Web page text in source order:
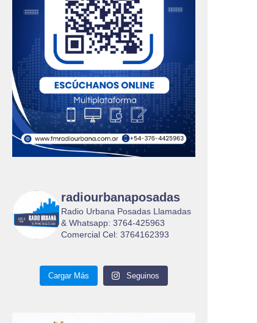
radiourbanaposadas
Radio Urbana Posadas Llamadas
& Whatsapp: 3764-425963
Comercial Cel: 3764162393
Cargar Más Seguinos